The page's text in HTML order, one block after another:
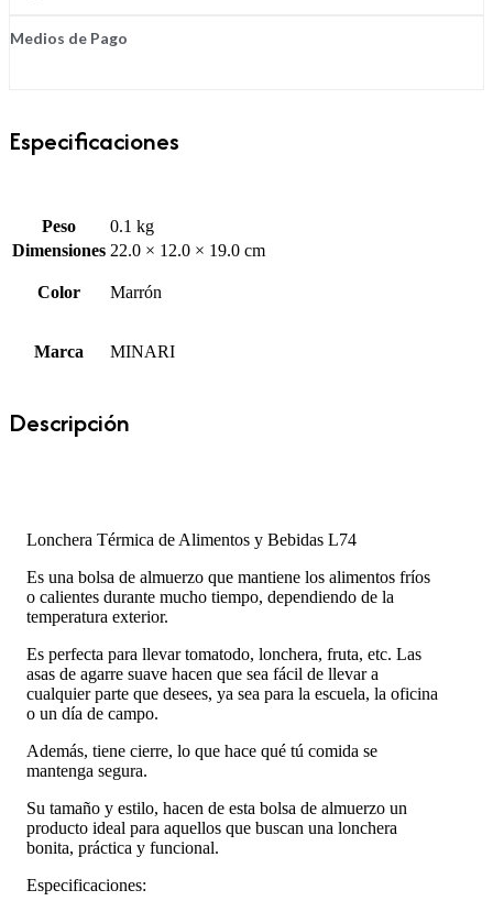
Medios de Pago
Especificaciones
Peso
0.1 kg
Dimensiones 22.0 × 12.0 × 19.0 cm
Color Marrón
Marca MINARI
Descripción
Lonchera Térmica de Alimentos y Bebidas L74
Es una bolsa de almuerzo que mantiene los alimentos fríos
o calientes durante mucho tiempo, dependiendo de la
temperatura exterior.
Es perfecta para llevar tomatodo, lonchera, fruta, etc. Las
asas de agarre suave hacen que sea fácil de llevar a
cualquier parte que desees, ya sea para la escuela, la oficina
o un día de campo.
Además, tiene cierre, lo que hace qué tú comida se
mantenga segura.
Su tamaño y estilo, hacen de esta bolsa de almuerzo un
producto ideal para aquellos que buscan una lonchera
bonita, práctica y funcional.
Especificaciones: